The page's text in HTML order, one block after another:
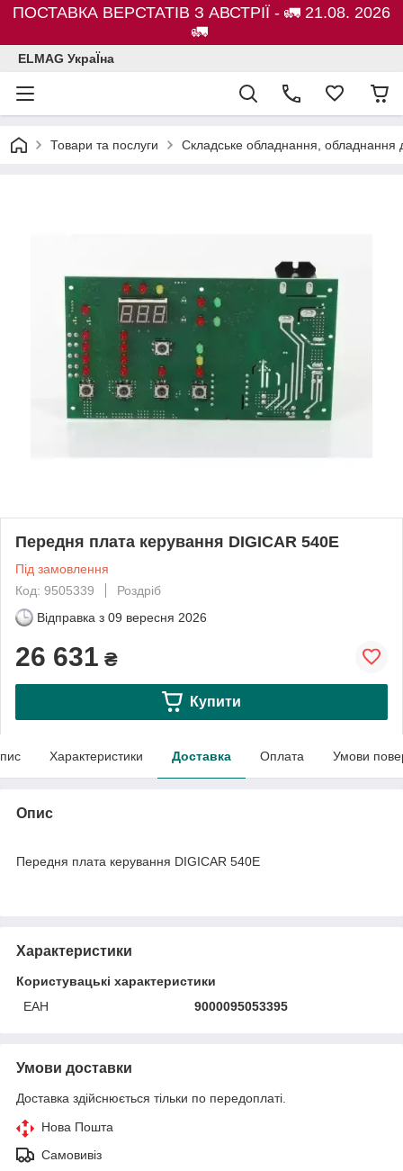
ПОСТАВКА ВЕРСТАТІВ З АВСТРІЇ - 🚛 21.08. 2026
🚛
ELMAG УкраЇна
Товари та послуги Складське обладнання, обладнання
Передня плата керування DIGICAR 540E
Під замовлення
Код: 9505339
Роздріб
Відправка з 09 вересня 2026
26 631 ₴
Купити
Характеристики Доставка Оплата Умови
Опис
Передня плата керування DIGICAR 540E
Характеристики
Користувацькі характеристики
ЕАН
9000095053395
Умови доставки
Доставка здійснюється тільки по передоплаті.
Нова Пошта
Самовивіз